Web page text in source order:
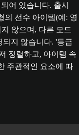
어 있습니다. 출시
의 선수 아이템(예: 영
않으며, 다른 모드
지 않습니다. '등급
정렬하고, 아이템 속
주관적인 요소에 따